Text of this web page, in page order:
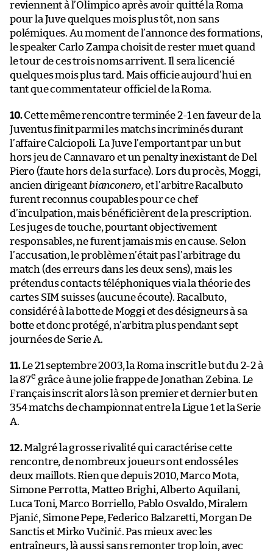
reviennent à l’Olimpico après avoir quitté la Roma
pour la Juve quelques mois plus tôt, non sans
polémiques. Au moment de l’annonce des formations,
le speaker Carlo Zampa choisit de rester muet quand
le tour de ces trois noms arrivent. Il sera licencié
quelques mois plus tard. Mais officie aujourd’hui en
tant que commentateur officiel de la Roma.
10.Cette même rencontre terminée 2-1 en faveur de la
Juventus finit parmi les matchs incriminés durant
l’affaire Calciopoli. La Juve l’emportant par un but
hors jeu de Cannavaro et un penalty inexistant de Del
Piero (faute hors de la surface). Lors du procès, Moggi,
ancien dirigeant bianconero, et l’arbitre Racalbuto
furent reconnus coupables pour ce chef
d’inculpation, mais bénéficièrent de la prescription.
Les juges de touche, pourtant objectivement
responsables, ne furent jamais mis en cause. Selon
l’accusation, le problème n’était pas l’arbitrage du
match (des erreurs dans les deux sens), mais les
prétendus contacts téléphoniques via la théorie des
cartes SIM suisses (aucune écoute). Racalbuto,
considéré à la botte de Moggi et des désigneurs à sa
botte et donc protégé, n’arbitra plus pendant sept
journées de Serie A.
11.Le 21 septembre 2003, la Roma inscrit le but du 2-2 à
la 87e grâce à une jolie frappe de Jonathan Zebina. Le
Français inscrit alors là son premier et dernier but en
354 matchs de championnat entre la Ligue 1 et la Serie
A.
12.Malgré la grosse rivalité qui caractérise cette
rencontre, de nombreux joueurs ont endossé les
deux maillots. Rien que depuis 2010, Marco Mota,
Simone Perrotta, Matteo Brighi, Alberto Aquilani,
Luca Toni, Marco Borriello, Pablo Osvaldo, Miralem
Pjanić, Simone Pepe, Federico Balzaretti, Morgan De
Sanctis et Mirko Vučinić. Pas mieux avec les
entraîneurs, là aussi sans remonter trop loin, avec